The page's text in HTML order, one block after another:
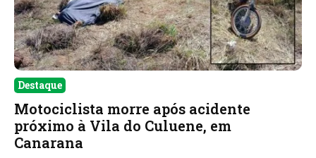
Destaque
Motociclista morre após acidente
próximo à Vila do Culuene, em
Canarana